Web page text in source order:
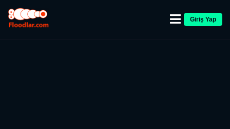
Giriş Yap